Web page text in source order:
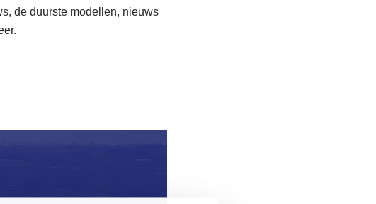
de duurste modellen, nieuws